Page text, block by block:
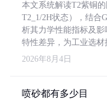
本文系统解读T2紫铜
T2_1/2H状态），结合
析其力学性能指标及
特性差异，为工业选材
2026年8月4日
喷砂都有多少目